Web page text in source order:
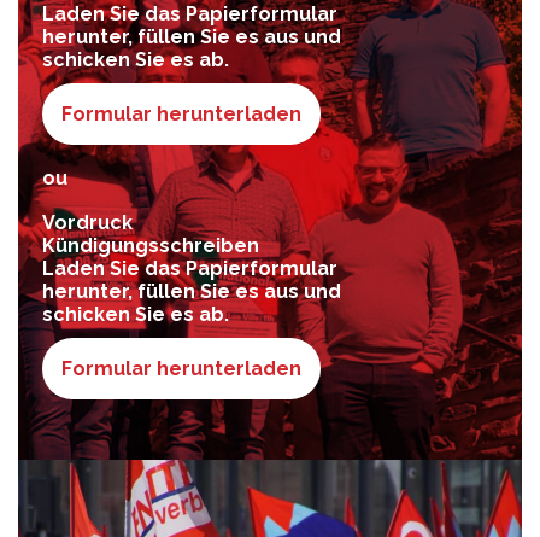
Laden Sie das Papierformular
herunter, füllen Sie es aus und
schicken Sie es ab.
Formular herunterladen
ou
Vordruck
Kündigungsschreiben
Laden Sie das Papierformular
herunter, füllen Sie es aus und
schicken Sie es ab.
Formular herunterladen